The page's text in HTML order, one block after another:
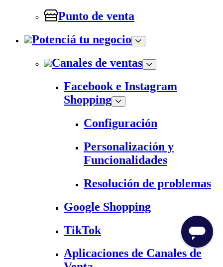
Punto de venta
Potenciá tu negocio
Canales de ventas
Facebook e Instagram
Shopping
Configuración
Personalización y
Funcionalidades
Resolución de problemas
Google Shopping
TikTok
Aplicaciones de Canales de